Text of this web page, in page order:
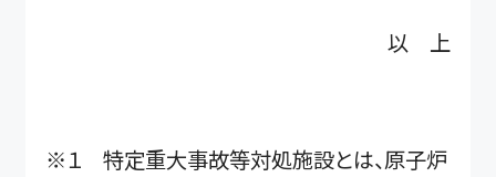
以 上
※１ 特定重大事故等対処施設とは、原子炉